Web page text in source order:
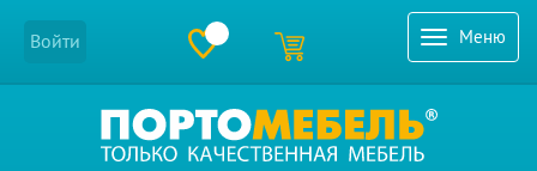
Меню
Войти